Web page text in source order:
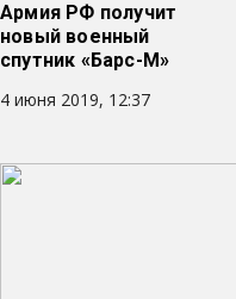
Армия РФ получит
новый военный
спутник «Барс-М»
4 июня 2019, 12:37